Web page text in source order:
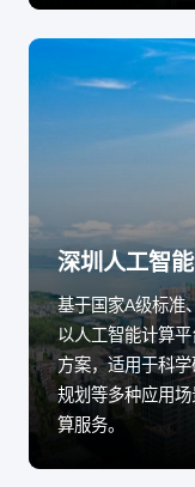
深圳人工智
基于国家A级标准
以人工智能计算
方案，适用于科
规划等多种应用
算服务。